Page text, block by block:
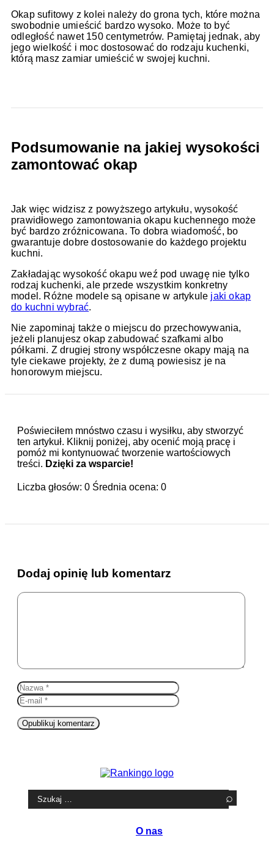
Okap sufitowy z kolei należy do grona tych, które można
swobodnie umieścić bardzo wysoko. Może to być
odległość nawet 150 centymetrów. Pamiętaj jednak, aby
jego wielkość i moc dostosować do rodzaju kuchenki,
którą masz zamiar umieścić w swojej kuchni.
Podsumowanie na jakiej wysokości
zamontować okap
Jak więc widzisz z powyższego artykułu, wysokość
prawidłowego zamontowania okapu kuchennego może
być bardzo zróżnicowana. To dobra wiadomość, bo
gwarantuje dobre dostosowanie do każdego projektu
kuchni.
Zakładając wysokość okapu weź pod uwagę nie tylko
rodzaj kuchenki, ale przede wszystkim konkretny
model. Różne modele są opisane w artykule jaki okap
do kuchni wybrać.
Nie zapominaj także o miejscu do przechowywania,
jeżeli planujesz okap zabudować szafkami albo
półkami. Z drugiej strony współczesne okapy mają na
tyle ciekawe projekty, że z dumą powiesisz je na
honorowym miejscu.
Poświeciłem mnóstwo czasu i wysiłku, aby stworzyć
ten artykuł. Kliknij poniżej, aby ocenić moją pracę i
pomóż mi kontynuować tworzenie wartościowych
treści. Dzięki za wsparcie!
Liczba głosów: 0 Średnia ocena: 0
Dodaj opinię lub komentarz
Komentarz
Nazwa
E-
mail
Witryna
Szukaj:
O nas